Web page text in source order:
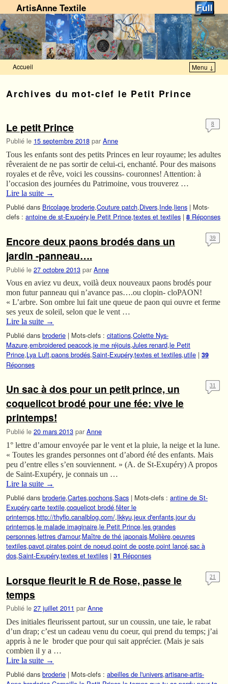
ArtisAnne Textile
Accueil Menu ↓
Archives du mot-clef le Petit Prince
Le petit Prince
Publié le 15 septembre 2018 par Anne
8
Tous les enfants sont des petits Princes en leur royaume; les adultes
rêveraient de ne pas sortir de celui-ci, enchanté. Pour des maisons
royales et de rêve, voici les coussins- couronnes! Attention: à
l’occasion des journées du Patrimoine, vous trouverez …
Lire la suite →
Publié dans Bricolage,broderie,Couture patch,Divers,Inde,liens | Mots-
clefs : antoine de st-Exupéry,le Petit Prince,textes et textiles | 8 Réponses
Encore deux paons brodés dans un
jardin -panneau….
Publié le 27 octobre 2013 par Anne
39
Vous en aviez vu deux, voilà deux nouveaux paons brodés pour
mon futur panneau qui n’avance pas….ou clopin- cloPAON!
« L’arbre. Son ombre lui fait une queue de paon qui ouvre et ferme
ses yeux de soleil, selon que le vent …
Lire la suite →
Publié dans broderie | Mots-clefs : citations,Colette Nys-
Mazure,embroidered peacock,je me réjouis,Jules renard,le Petit
Prince,Lya Luft,paons brodés,Saint-Exupéry,textes et textiles,utile | 39
Réponses
Un sac à dos pour un petit prince, un
coquelicot brodé pour une fée: vive le
printemps!
Publié le 20 mars 2013 par Anne
31
1° lettre d’amour envoyée par le vent et la pluie, la neige et la lune.
« Toutes les grandes personnes ont d’abord été des enfants. Mais
peu d’entre elles s’en souviennent. » (A. de St-Exupéry) A propos
de Saint-Exupéry, je connais un …
Lire la suite →
Publié dans broderie,Cartes,pochons,Sacs | Mots-clefs : antine de St-
Exupéry,carte textile,coquelicot brodé,fêter le
printemps,http://thyflo.canalblog.com/,Ikkyu,jeux d'enfants,jour du
printemps,le malade imaginaire,le Petit Prince,les grandes
personnes,lettres d'amour,Maître de thé japonais,Molière,oeuvres
textiles,pavot,pirates,point de noeud,point de poste,point lancé,sac à
dos,Saint-Exupéry,textes et textiles | 31 Réponses
Lorsque fleurit le R de Rose, passe le
temps
Publié le 27 juillet 2011 par Anne
21
Des initiales fleurissent partout, sur un coussin, une taie, le rabat
d’un drap; c’est un cadeau venu du coeur, qui prend du temps; j’ai
appris à ne le broder que pour qui sait apprécier. (Mais je sais
combien il y a …
Lire la suite →
Publié dans broderie | Mots-clefs : abeilles de l'univers,artisane-artis-